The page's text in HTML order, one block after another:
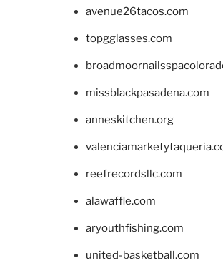
avenue26tacos.com
topgglasses.com
missblackpasadena.com
anneskitchen.org
reefrecordsllc.com
alawaffle.com
aryouthfishing.com
united-basketball.com